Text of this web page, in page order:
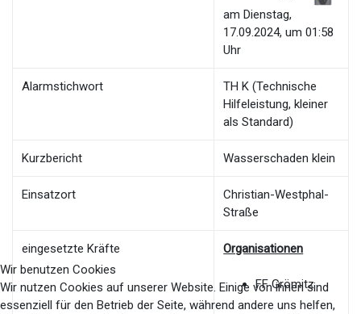
am Dienstag,
17.09.2024, um 01:58
Uhr
Alarmstichwort
TH K (Technische
Hilfeleistung, kleiner
als Standard)
Kurzbericht Wasserschaden klein
Einsatzort
Christian-Westphal-
Straße
eingesetzte Kräfte Organisationen
FF Grömitz
Wir benutzen Cookies
Wir nutzen Cookies auf unserer Website. Einige von ihnen sind
essenziell für den Betrieb der Seite, während andere uns helfen,